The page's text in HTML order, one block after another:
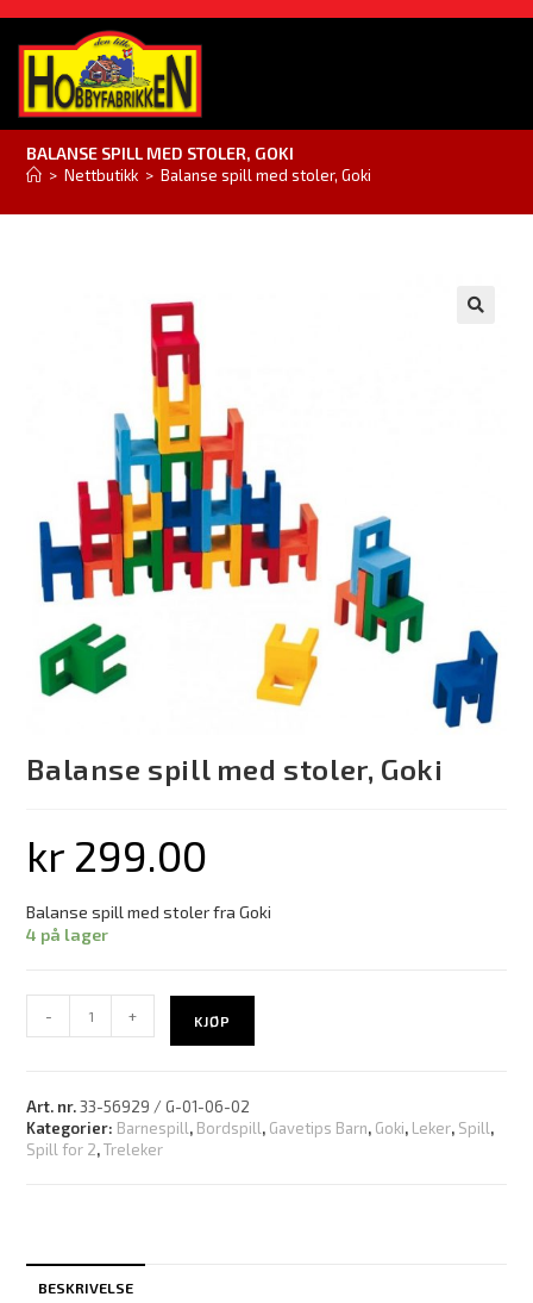
BALANSE SPILL MED STOLER, GOKI
> Nettbutikk > Balanse spill med stoler, Goki
Balanse spill med stoler, Goki
kr 299.00
Balanse spill med stoler fra Goki
4 på lager
- + KJØP
Art. nr.33-56929 / G-01-06-02
Kategorier: Barnespill, Bordspill, Gavetips Barn, Goki, Leker, Spill,
Spill for 2,Treleker
BESKRIVELSE